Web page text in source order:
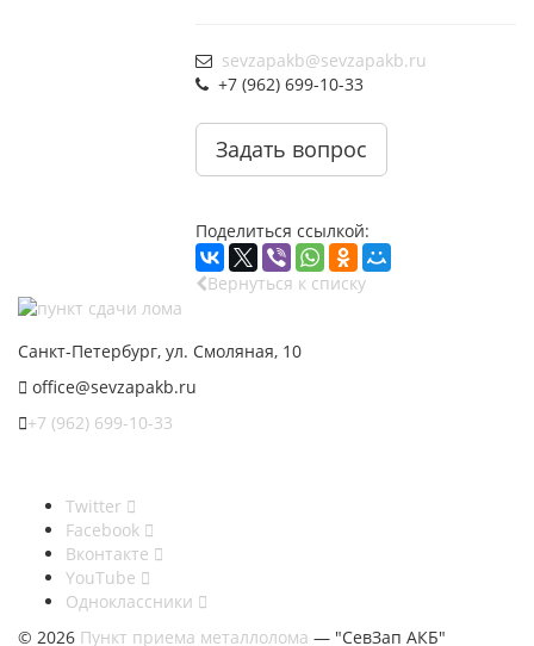
sevzapakb@sevzapakb.ru
+7 (962) 699-10-33
Задать вопрос
Поделиться ссылкой:
Вернуться к списку
Санкт-Петербург, ул. Смоляная, 10
office@sevzapakb.ru
+7 (962) 699-10-33
Twitter
Facebook
Вконтакте
YouTube
Одноклассники
© 2026 Пункт приема металлолома — "СевЗап АКБ"